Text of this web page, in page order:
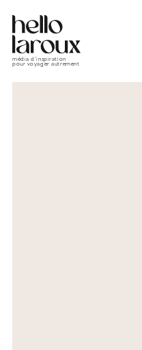
média d’inspiration
pour voyager autrement